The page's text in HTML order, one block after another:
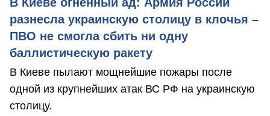
разнесла украинскую столицу в клочья –
ПВО не смогла сбить ни одну
баллистическую ракету
В Киеве пылают мощнейшие пожары после
одной из крупнейших атак ВС РФ на украинскую
столицу.